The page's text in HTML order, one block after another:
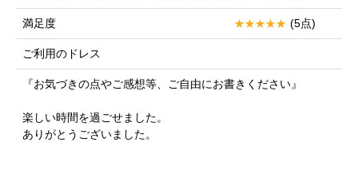
満足度 (5点)
ご利用のドレス
『お気づきの点やご感想等、ご自由にお書きください』
楽しい時間を過ごせました。
ありがとうございました。